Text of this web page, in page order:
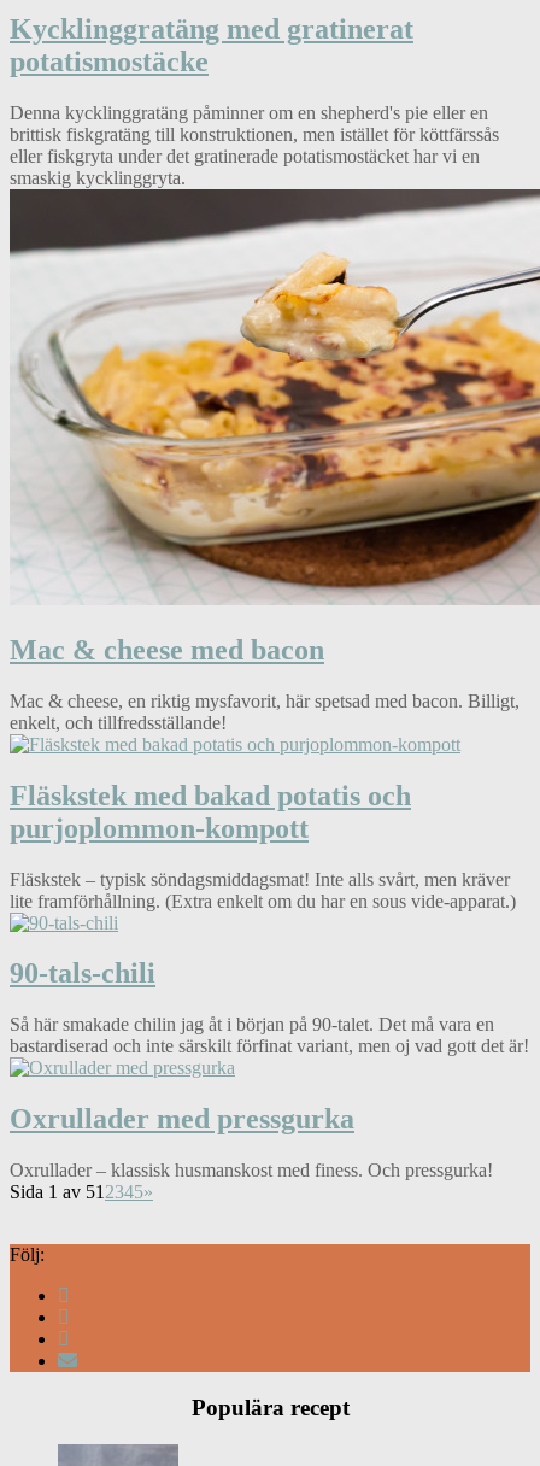
Kycklinggratäng med gratinerat
potatismostäcke
Denna kycklinggratäng påminner om en shepherd's pie eller en
brittisk fiskgratäng till konstruktionen, men istället för köttfärssås
eller fiskgryta under det gratinerade potatismostäcket har vi en
smaskig kycklinggryta.
Mac & cheese med bacon
Mac & cheese, en riktig mysfavorit, här spetsad med bacon. Billigt,
enkelt, och tillfredsställande!
Fläskstek med bakad potatis och
purjoplommon-kompott
Fläskstek – typisk söndagsmiddagsmat! Inte alls svårt, men kräver
lite framförhållning. (Extra enkelt om du har en sous vide-apparat.)
90-tals-chili
Så här smakade chilin jag åt i början på 90-talet. Det må vara en
bastardiserad och inte särskilt förfinat variant, men oj vad gott det är!
Oxrullader med pressgurka
Oxrullader – klassisk husmanskost med finess. Och pressgurka!
Sida 1 av 51 2345»
Följ:
Populära recept